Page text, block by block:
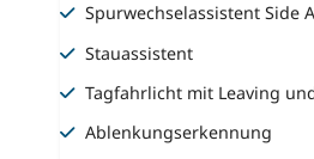
Spurwechselassistent Side
Stauassistent
Tagfahrlicht mit Leaving
Ablenkungserkennung